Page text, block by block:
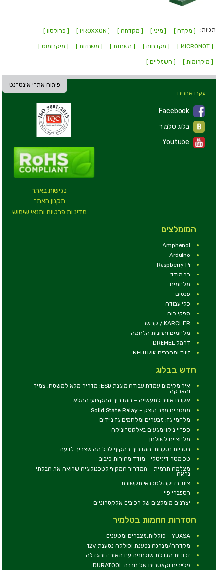
תגיות: [ מקדח ] [ מיני ] [ מקדחה ] [ PROXXON ] [ פרוקסון ]
[ MICROMOT ] [ מקדחות ] [ משחזת ] [ משחזות ] [ מיקרומוט ]
[ מיקרומות ] [ חשמליים ]
פיתוח אתרי אינטרנט
נגישות באתר
תקנון האתר
מדיניות פרטיות ותנאי שימוש
עקבו אחרינו
Facebook
Youtube
המומלצים
Amphenol
Arduino
Raspberry Pi
רב מודד
מלחמים
פנסים
כלי עבודה
ספקי כוח
KARCHER / קרשר
מלחמים ותחנות הלחמה
דרמל DREMEL
זיווד ומחברים NEUTRIK
חדש בבלוג
איך מקימים עמדת עבודה מוגנת ESD: מדריך מלא למשטח, צמיד
והארקה
אקדח אוויר לתעשייה – המדריך המקצועי המלא
ממסרים מצב מוצק – Solid State Relay
מלחמי גז: מבערים ומלחמים גז ניידים
ספריי ניקוי מגעים באלקטרוניקה
מלחציים לשולחן
בטריות נטענות: המדריך המקיף לכל מה שצריך לדעת
טכומטר דיגיטלי - מודד מהירות סיבוב
מצלמה תרמית – המדריך המקיף לטכנולוגיה שרואה את הבלתי
נראה
ציוד בדיקה לטכנאי תקשורת
רספברי פיי
יצרנים מומלצים של רכיבים אלקטרוניים
הסדרות החמות בטלמיר
YUASA - סוללות,מצברים ומטענים
מקדחה/מברגה נטענת וסוללה נטענת 12V
זכוכית מגדלת שולחנית עם תאורה והגדלה
פליירים וקאטרים של חברת DURATOOL